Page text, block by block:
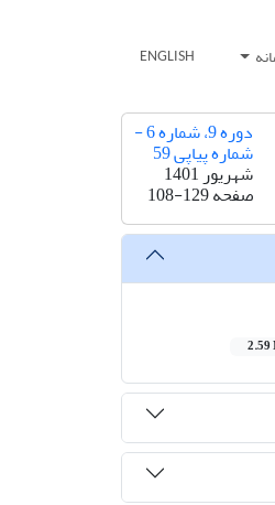
ENGLISH
دوره 9، شماره 6 -
شماره پیاپی 59
شهریور 1401
صفحه108-129
2.59